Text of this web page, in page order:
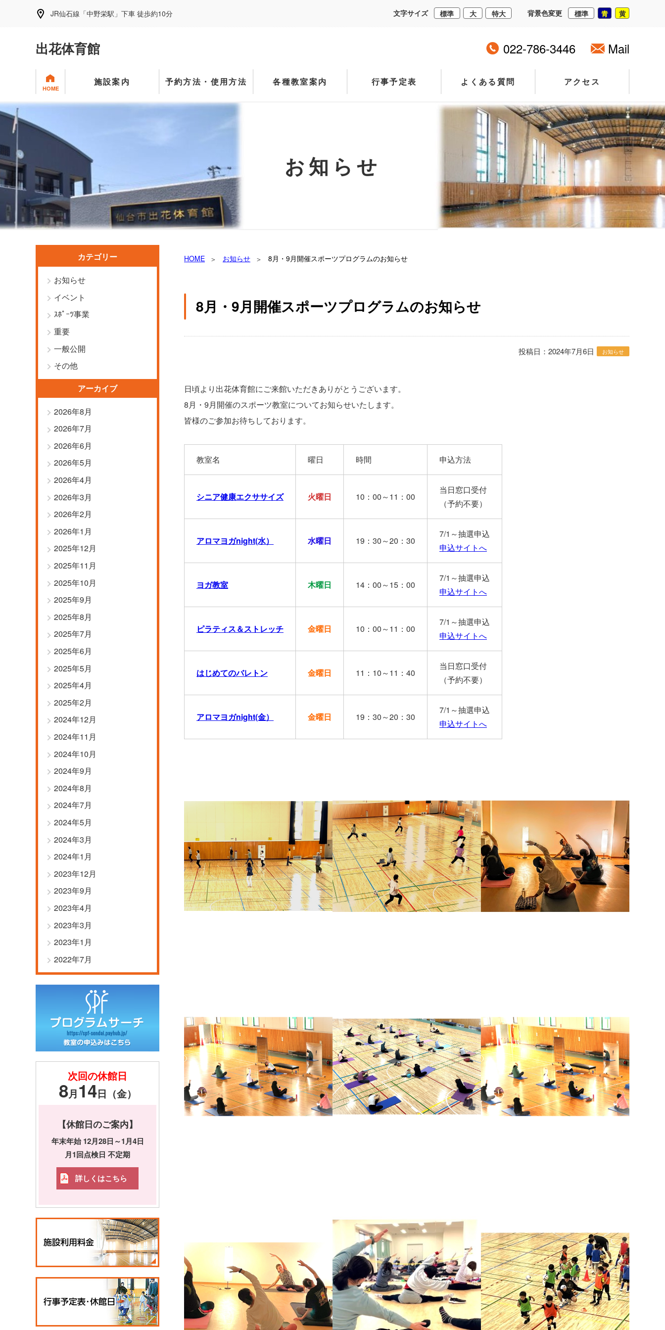
JR仙石線「中野栄駅」下車 徒歩約10分 背景色変更 標準 青 黄
文字サイズ 標準 大 特大
出花体育館 022-786-3446 Mail
HOME
施設案内 予約方法・使用方法 各種教室案内 行事予定表 よくある質問 アクセス
お知らせ
HOME お知らせ 8月・9月開催スポーツプログラムのお知らせ
8月・9月開催スポーツプログラムのお知らせ
投稿日：2024年7月6日 お知らせ
日頃より出花体育館にご来館いただきありがとうございます。
8月・9月開催のスポーツ教室についてお知らせいたします。
皆様のご参加お待ちしております。
教室名 曜日 時間 申込方法
シニア健康エクササイズ 火曜日 10：00～11：00
当日窓口受付
（予約不要）
アロマヨガnight(水） 水曜日 19：30～20：30
7/1～抽選申込
申込サイトへ
ヨガ教室 木曜日 14：00～15：00
7/1～抽選申込
申込サイトへ
ピラティス＆ストレッチ 金曜日 10：00～11：00
7/1～抽選申込
申込サイトへ
はじめてのバレトン 金曜日 11：10～11：40
当日窓口受付
（予約不要）
アロマヨガnight(金） 金曜日 19：30～20：30
7/1～抽選申込
申込サイトへ
カテゴリー
お知らせ
イベント
ｽﾎﾟｰﾂ事業
重要
一般公開
その他
アーカイブ
2026年8月
2026年7月
2026年6月
2026年5月
2026年4月
2026年3月
2026年2月
2026年1月
2025年12月
2025年11月
2025年10月
2025年9月
2025年8月
2025年7月
2025年6月
2025年5月
2025年4月
2025年2月
2024年12月
2024年11月
2024年10月
2024年9月
2024年8月
2024年7月
2024年5月
2024年3月
2024年1月
2023年12月
2023年9月
2023年4月
2023年3月
2023年1月
2022年7月
次回の休館日
8月14日（金）
【休館日のご案内】
年末年始 12月28日～1月4日
月1回点検日 不定期
詳しくはこちら